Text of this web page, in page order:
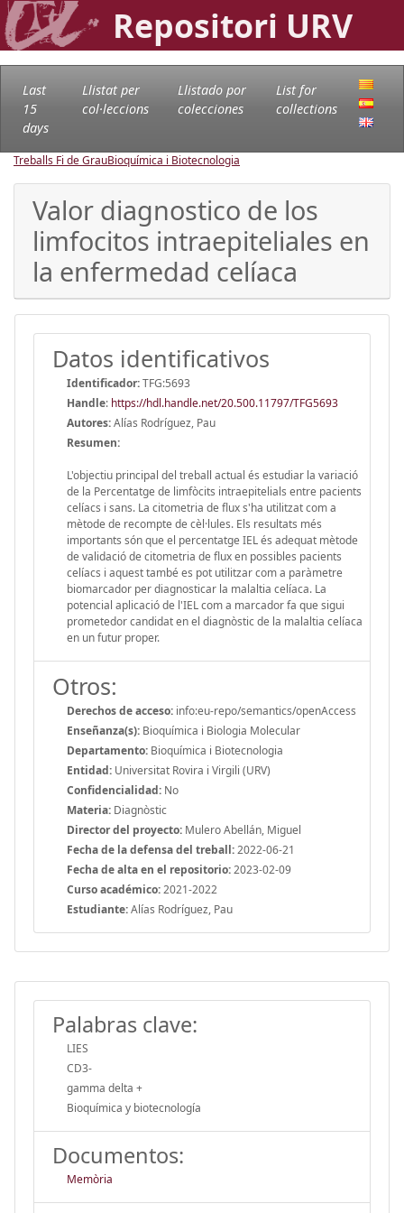
Repositori URV
Last
15
days
Llistat per
col·leccions
Llistado por
colecciones
List for
collections
Treballs Fi de GrauBioquímica i Biotecnologia
Valor diagnostico de los
limfocitos intraepiteliales en
la enfermedad celíaca
Datos identificativos
Identificador:TFG:5693
Handle: https://hdl.handle.net/20.500.11797/TFG5693
Autores:Alías Rodríguez, Pau
Resumen:
L'objectiu principal del treball actual és estudiar la variació
de la Percentatge de limfòcits intraepitelials entre pacients
celíacs i sans. La citometria de flux s'ha utilitzat com a
mètode de recompte de cèl·lules. Els resultats més
importants són que el percentatge IEL és adequat mètode
de validació de citometria de flux en possibles pacients
celíacs i aquest també es pot utilitzar com a paràmetre
biomarcador per diagnosticar la malaltia celíaca. La
potencial aplicació de l'IEL com a marcador fa que sigui
prometedor candidat en el diagnòstic de la malaltia celíaca
en un futur proper.
Otros:
Derechos de acceso: info:eu-repo/semantics/openAccess
Enseñanza(s): Bioquímica i Biologia Molecular
Departamento: Bioquímica i Biotecnologia
Entidad: Universitat Rovira i Virgili (URV)
Confidencialidad: No
Materia: Diagnòstic
Director del proyecto: Mulero Abellán, Miguel
Fecha de la defensa del treball:2022-06-21
Fecha de alta en el repositorio:2023-02-09
Curso académico:2021-2022
Estudiante:Alías Rodríguez, Pau
Palabras clave:
LIES
CD3-
gamma delta +
Bioquímica y biotecnología
Documentos:
Memòria